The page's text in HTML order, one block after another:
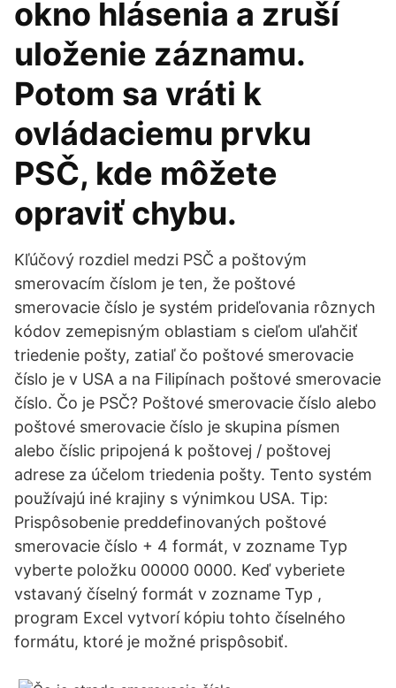
okno hlásenia a zruší
uloženie záznamu.
Potom sa vráti k
ovládaciemu prvku
PSČ, kde môžete
opraviť chybu.
Kľúčový rozdiel medzi PSČ a poštovým
smerovacím číslom je ten, že poštové
smerovacie číslo je systém prideľovania rôznych
kódov zemepisným oblastiam s cieľom uľahčiť
triedenie pošty, zatiaľ čo poštové smerovacie
číslo je v USA a na Filipínach poštové smerovacie
číslo. Čo je PSČ? Poštové smerovacie číslo alebo
poštové smerovacie číslo je skupina písmen
alebo číslic pripojená k poštovej / poštovej
adrese za účelom triedenia pošty. Tento systém
používajú iné krajiny s výnimkou USA. Tip:
Prispôsobenie preddefinovaných poštové
smerovacie číslo + 4 formát, v zozname Typ
vyberte položku 00000 0000. Keď vyberiete
vstavaný číselný formát v zozname Typ ,
program Excel vytvorí kópiu tohto číselného
formátu, ktoré je možné prispôsobiť.